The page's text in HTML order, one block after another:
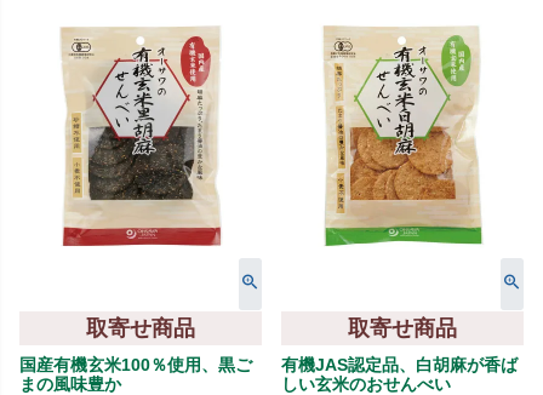
取寄せ商品
国産有機玄米100％使用、黒ご
まの風味豊か
取寄せ商品
有機JAS認定品、白胡麻が香ば
しい玄米のおせんべい